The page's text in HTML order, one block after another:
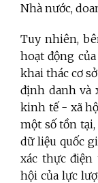
Nhà nước,
Tuy nhiên,
hoạt động
khai thác cơ
định danh và
kinh tế - xã
một số tồn tại,
dữ liệu quốc
xác thực
hội của lực